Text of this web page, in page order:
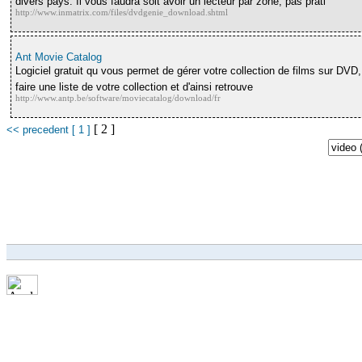
http://www.inmatrix.com/files/dvdgenie_download.shtml
Ant Movie Catalog
Logiciel gratuit qu vous permet de gérer votre collection de films sur
faire une liste de votre collection et d'ainsi retrouve
http://www.antp.be/software/moviecatalog/download/fr
<< precedent [ 1 ] [ 2 ]